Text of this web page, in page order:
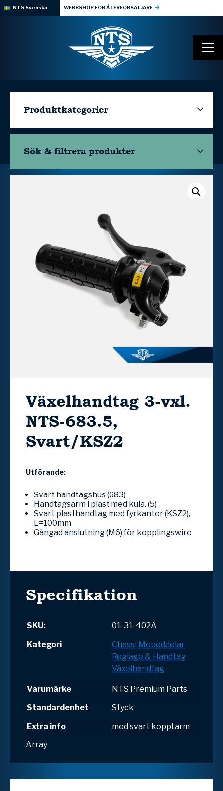
NTS Svenska WEBBSHOP FÖR ÅTERFÖRSÄLJARE
Produktkategorier
Sök & filtrera produkter
Växelhandtag 3-vxl.
NTS-683.5,
Svart/KSZ2
Utförande:
Svart handtagshus (683)
Handtagsarm i plast med kula. (5)
Svart plasthandtag med fyrkanter (KSZ2),
L=100mm
Gängad anslutning (M6) för kopplingswire
Specifikation
SKU:
01-31-402A
Kategori
Chassi Mopeddelar
Reglage & Handtag
Växelhandtag
Varumärke
NTS Premium Parts
Standardenhet
Styck
Extra info
med svart koppl.arm
Array